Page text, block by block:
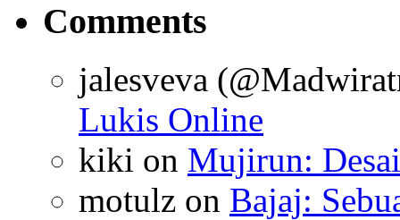
Comments
jalesveva
Lukis Online
kiki on Mujirun:
motulz on Bajaj: